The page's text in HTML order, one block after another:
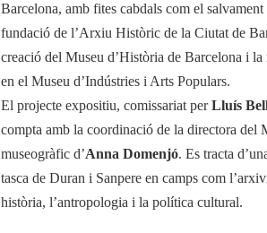
Barcelona, amb fites cabdals com el
fundació de l’Arxiu Històric de la Ciutat de
creació del Museu d’Història de Barcelona i
en el Museu d’Indústries i Arts Populars.
El projecte expositiu, comissariat perLluís
compta amb la coordinació de la directora del
museogràfic d’Anna Domenjó. Es tracta
tasca de Duran i Sanpere en camps com
història, l’antropologia i la política cultural.